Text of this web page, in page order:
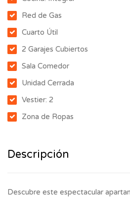
Red de Gas
Cuarto Útil
2 Garajes Cubiertos
Sala Comedor
Unidad Cerrada
Vestier: 2
Zona de Ropas
Descripción
Descubre este espectacular